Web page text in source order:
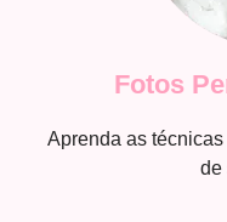
Fotos
Aprenda as
de